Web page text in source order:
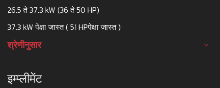
26.5 ते 37.3 kW (36 ते 50 HP)
37.3 kW पेक्षा जास्त ( 51 HPपेक्षा जास्त )
श्रेणीनुसार
इम्प्लीमेंट